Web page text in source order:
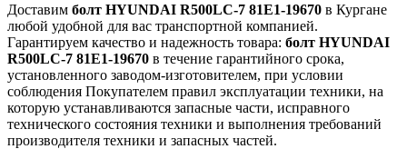
Доставим болт HYUNDAI R500LC-7 81E1-19670 в Кургане
любой удобной для вас транспортной компанией.
Гарантируем качество и надежность товара: болт HYUNDAI
R500LC-7 81E1-19670 в течение гарантийного срока,
установленного заводом-изготовителем, при условии
соблюдения Покупателем правил эксплуатации техники, на
которую устанавливаются запасные части, исправного
технического состояния техники и выполнения требований
производителя техники и запасных частей.